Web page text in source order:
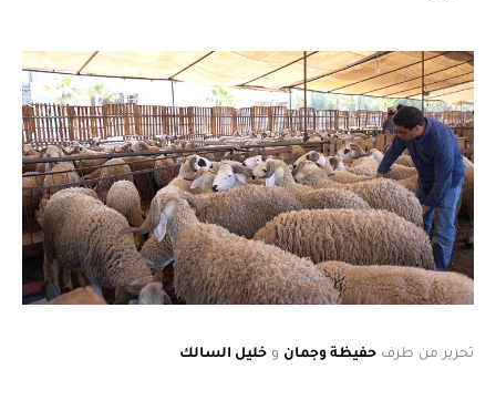
تحرير من طرف حفيظة وجمان و خليل السالك